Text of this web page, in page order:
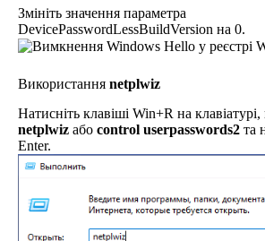
Змініть значення параметра
DevicePasswordLessBuildVersion на 0.
Використання netplwiz
Натисніть клавіші Win+R на клавіатурі,
netplwiz або control userpasswords2 та
Enter.